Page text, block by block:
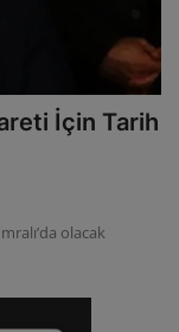
İçin Tarih
olacak